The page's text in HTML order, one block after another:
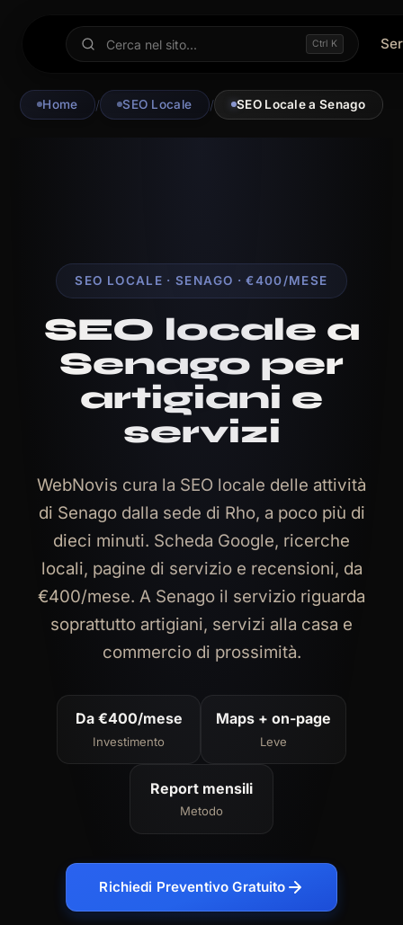
Ctrl K
Home / SEO Locale / SEO Locale a Senago
SEO LOCALE · SENAGO · €400/MESE
SEO locale a
Senago per
artigiani e
servizi
WebNovis cura la SEO locale delle attività
di Senago dalla sede di Rho, a poco più di
dieci minuti. Scheda Google, ricerche
locali, pagine di servizio e recensioni, da
€400/mese. A Senago il servizio riguarda
soprattutto artigiani, servizi alla casa e
commercio di prossimità.
Da €400/mese
Investimento
Maps + on-page
Leve
Report mensili
Metodo
Richiedi Preventivo Gratuito